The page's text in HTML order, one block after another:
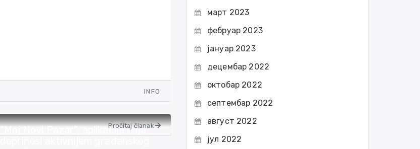
INFO
“Moj Novi Pazar”, aplikacija koja
Pročitaj članak
март 2023
фебруар 2023
јануар 2023
децембар 2022
октобар 2022
септембар 2022
август 2022
јул 2022